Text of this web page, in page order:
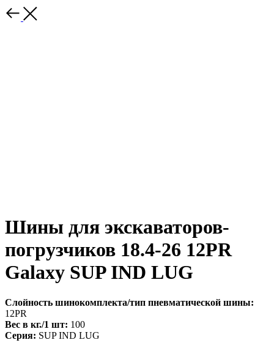
Шины для экскаваторов-
погрузчиков 18.4-26 12PR
Galaxy SUP IND LUG
Слойность шинокомплекта/тип пневматической шины:
12PR
Вес в кг./1 шт: 100
Серия: SUP IND LUG